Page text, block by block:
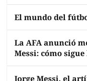
El mundo del
La AFA anunció
Messi: cómo
Jorge Messi, el